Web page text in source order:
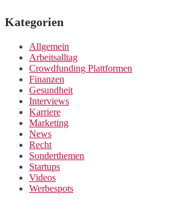
Kategorien
Allgemein
Arbeitsalltag
Crowdfunding Plattformen
Finanzen
Gesundheit
Interviews
Karriere
Marketing
News
Recht
Sonderthemen
Startups
Videos
Werbespots